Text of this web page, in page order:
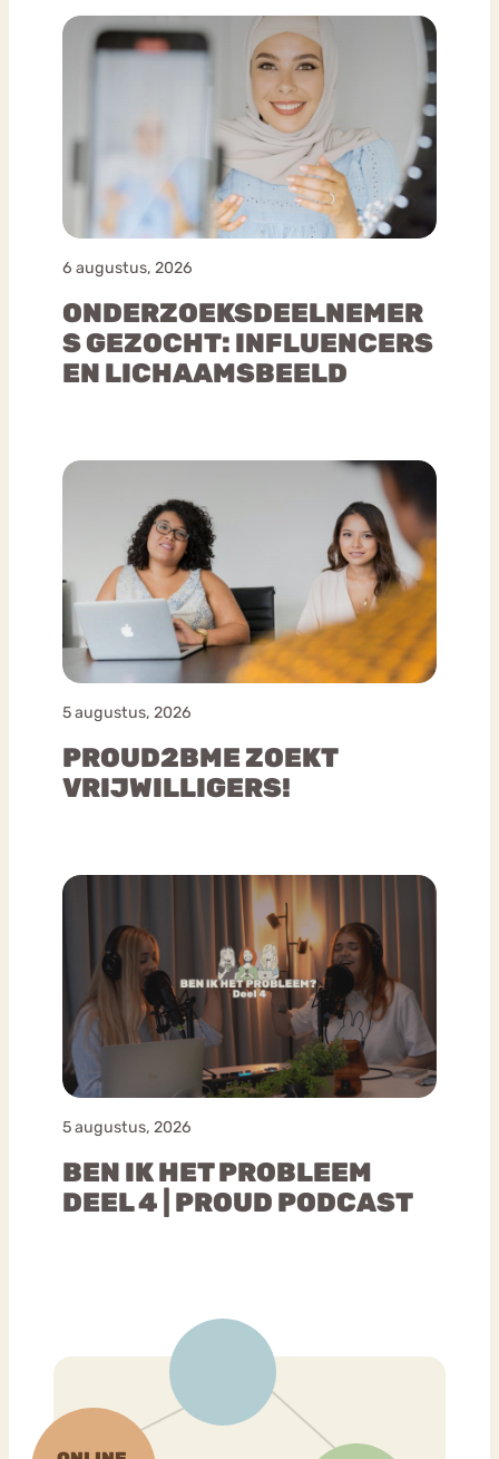
6 augustus, 2026
ONDERZOEKSDEELNEMER
S GEZOCHT: INFLUENCERS
EN LICHAAMSBEELD
5 augustus, 2026
PROUD2BME ZOEKT
VRIJWILLIGERS!
5 augustus, 2026
BEN IK HET PROBLEEM
DEEL 4 | PROUD PODCAST